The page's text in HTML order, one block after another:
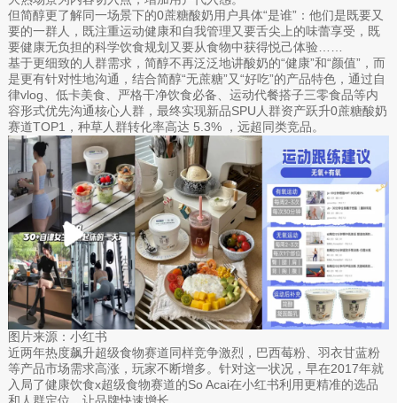
但简醇更了解同一场景下的0蔗糖酸奶用户具体“是谁”：他们是既要又
要的一群人，既注重运动健康和自我管理又要舌尖上的味蕾享受，既
要健康无负担的科学饮食规划又要从食物中获得悦己体验……
基于更细致的人群需求，简醇不再泛泛地讲酸奶的“健康”和“颜值”，而
是更有针对性地沟通，结合简醇“无蔗糖”又“好吃”的产品特色，通过自
律vlog、低卡美食、严格干净饮食必备、运动代餐搭子三零食品等内
容形式优先沟通核心人群，最终实现新品SPU人群资产跃升0蔗糖酸奶
赛道TOP1，种草人群转化率高达 5.3% ，远超同类竞品。
图片来源：小红书
近两年热度飙升超级食物赛道同样竞争激烈，巴西莓粉、羽衣甘蓝粉
等产品市场需求高涨，玩家不断增多。针对这一状况，早在2017年就
入局了健康饮食x超级食物赛道的So Acai在小红书利用更精准的选品